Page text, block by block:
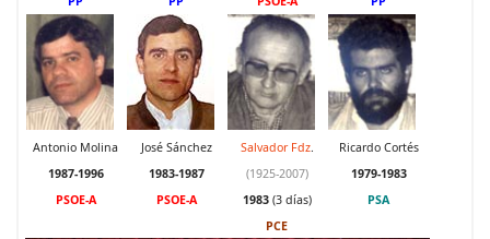
Antonio Molina
1987-1996
PSOE-A
José Sánchez
1983-1987
PSOE-A
Salvador Fdz.
(1925-2007)
1983(3 días)
PCE
Ricardo Cortés
1979-1983
PSA